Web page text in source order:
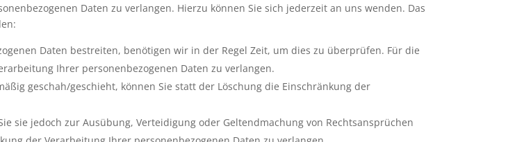
Daten zu verlangen. Hierzu können Sie sich jederzeit an uns wenden. Das
Daten bestreiten, benötigen wir in der Regel Zeit, um dies zu überprüfen. Für die
Ihrer personenbezogenen Daten zu verlangen.
geschah/geschieht, können Sie statt der Löschung die Einschränkung der
sie jedoch zur Ausübung, Verteidigung oder Geltendmachung von Rechtsansprüchen